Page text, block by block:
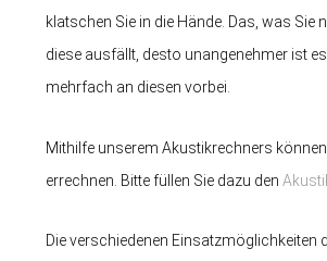
klatschen Sie in die Hände. Das, was
diese ausfällt, desto unangenehmer ist
mehrfach an diesen vorbei.
Mithilfe unserem Akustikrechners
errechnen. Bitte füllen Sie dazu den
Die verschiedenen